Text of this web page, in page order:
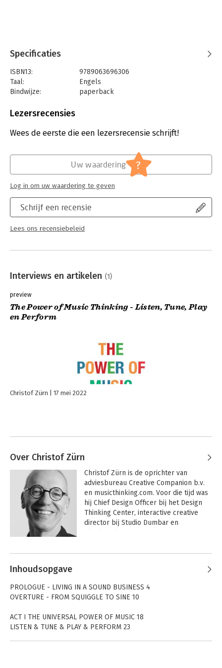
Specificaties
ISBN13:
9789063696306
Taal:
Engels
Bindwijze:
paperback
Uitgever:
Verschijningsdatum:
25-4-2022
Lezersrecensies
Wees de eerste die een lezersrecensie schrijft!
Schrijf een recensie
Lees ons recensiebeleid
Uw waardering ?
Log in om uw waardering te geven
Interviews en artikelen (1)
preview
The Power of Music Thinking - Listen, Tune, Play
en Perform
Christof Zürn 17 mei 2022
Over Christof Zürn
Christof Zürn is de oprichter van
adviesbureau Creative Companion b.v.
en musicthinking.com. Voor die tijd was
hij Chief Design Officer bij het Design
Thinking Center, interactive creative
director bij Studio Dumbar en
Christof begeleidt leiders, teams en
creatief leiderschap, merkontwikkeling,
digitalisering en service design voor
vormt mede de basis voor dit creatieve
en praktische managementboek.
Inhoudsopgave
PROLOGUE - LIVING IN A SOUND BUSINESS 4
OVERTURE - FROM SQUIGGLE TO SINE 10
ACT I THE UNIVERSAL POWER OF MUSIC 18
LISTEN & TUNE & PLAY & PERFORM 23